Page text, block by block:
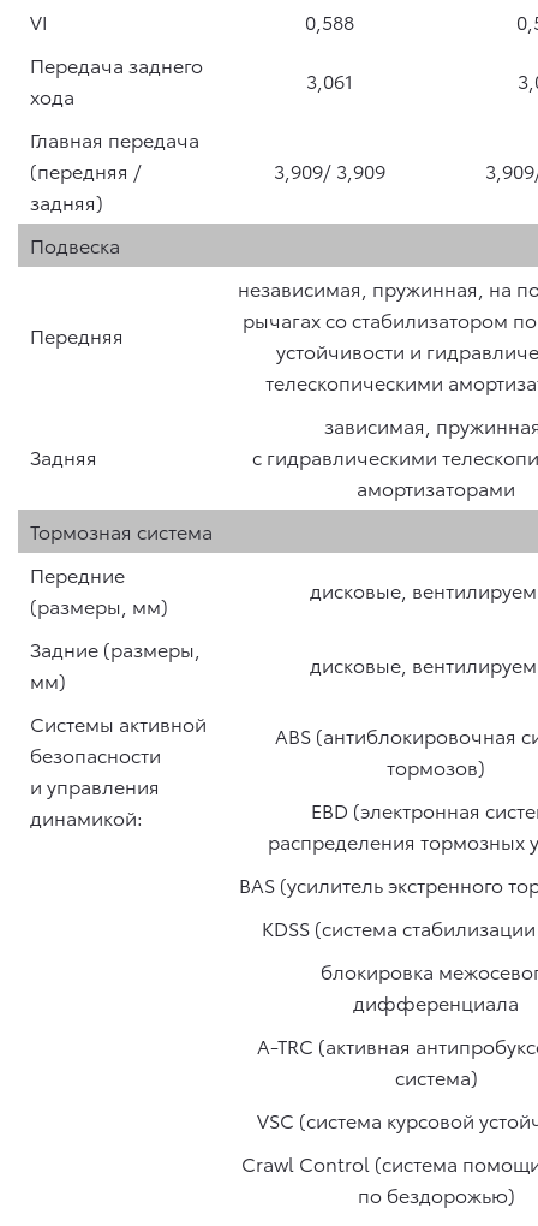
VI
0,588
Передача заднего
хода
3,061
Главная передача
(передняя /
задняя)
3,909/ 3,909
Подвеска
Передняя
независимая, пружинная, на
рычагах со стабилизатором
устойчивости и
телескопическими
Задняя
зависимая,
с гидравлическими
амортизаторами
Тормозная система
Передние
(размеры, мм)
дисковые,
Задние (размеры,
мм)
дисковые,
Системы активной
безопасности
и управления
динамикой:
ABS (антиблокировочная
тормозов)
EBD (электронная
распределения тормозных
BAS (усилитель экстренного
KDSS (система
блокировка
дифференциала
A-TRC (активная
система)
VSC (система курсовой
Crawl Control (система
по бездорожью)